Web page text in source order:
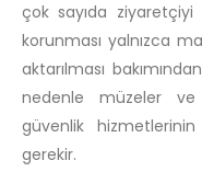
çok sayıda ziyaretçiyi
korunması yalnızca
aktarılması
nedenle müzeler ve
güvenlik
gerekir.